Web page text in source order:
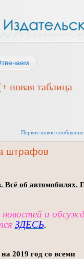
новая таблица
Первое новое сообщение
штрафов
Всё об автомобилях.
новостей и
ЗДЕСЬ.
2019 год со всеми